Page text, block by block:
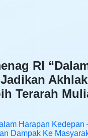
RI
Terarah
Harapan
Dampak Ke